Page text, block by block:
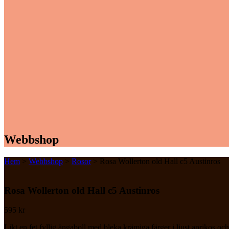
Webbshop
Hem > Webbshop > Rosor> Rosa Wollerton old Hall c5 Austinros
Rosa Wollerton old Hall c5 Austinros
595 kr